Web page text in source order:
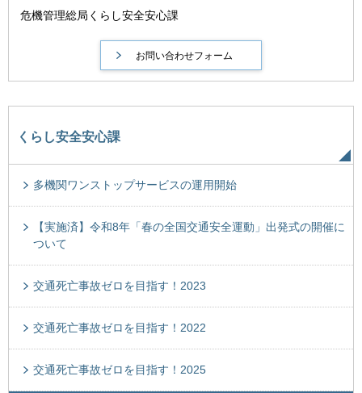
危機管理総局くらし安全安心課
くらし安全安心課
多機関ワンストップサービスの運用開始
【実施済】令和8年「春の全国交通安全運動」出発式の開催に
ついて
交通死亡事故ゼロを目指す！2023
交通死亡事故ゼロを目指す！2022
交通死亡事故ゼロを目指す！2025